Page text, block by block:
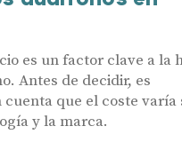
es un factor clave a la
Antes de decidir, es
que el coste varía
y la marca.
comerciales por parte de